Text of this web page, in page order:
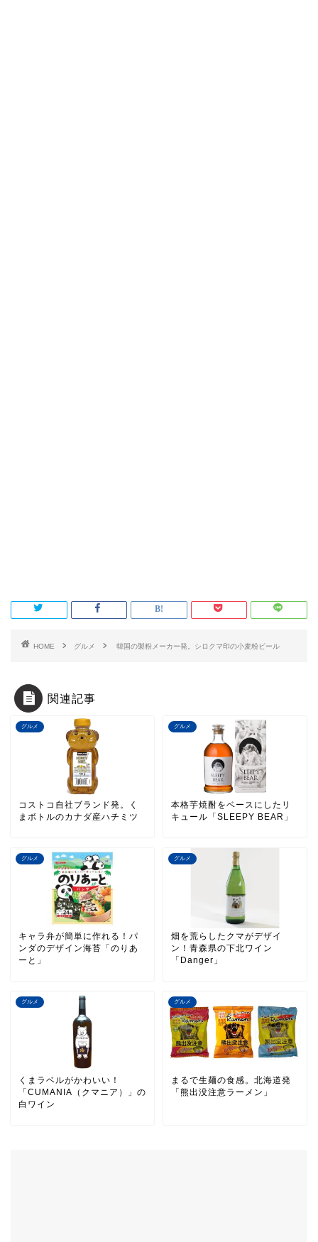
HOME グルメ 韓国の製粉メーカー発。シロクマ印の小麦粉ビール
関連記事
グルメ
コストコ自社ブランド発。く
まボトルのカナダ産ハチミツ
グルメ
本格芋焼酎をベースにしたリ
キュール「SLEEPY BEAR」
グルメ
キャラ弁が簡単に作れる！パ
ンダのデザイン海苔「のりあ
ーと」
グルメ
畑を荒らしたクマがデザイ
ン！青森県の下北ワイン
「Danger」
グルメ
くまラベルがかわいい！
「CUMANIA（クマニア）」の
白ワイン
グルメ
まるで生麺の食感。北海道発
「熊出没注意ラーメン」